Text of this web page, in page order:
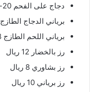
دجاج على الفحم 20-40 ريال
برياني الدجاج الطازج 18 ريال
برياني اللحم الطازج 28 ريال
رز بالخضار 12 ريال
رز بشاوري 8 ريال
رز برياني 10 ريال